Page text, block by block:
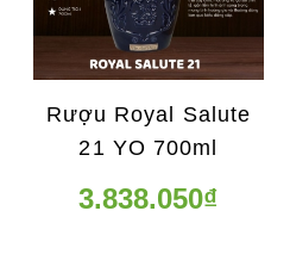
Rượu Royal Salute
21 YO 700ml
3.838.050₫